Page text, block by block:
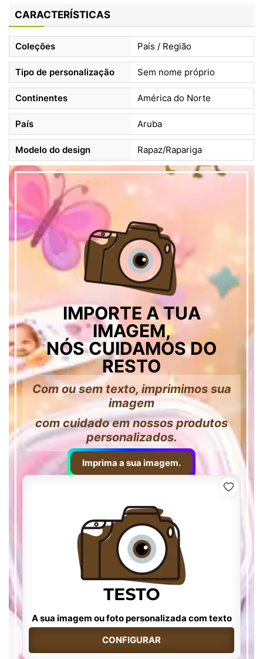
CARACTERÍSTICAS
Coleções País / Região
Tipo de personalização Sem nome próprio
Continentes América do Norte
País Aruba
Modelo do design Rapaz/Rapariga
IMPORTE A TUA
IMAGEM,
NÓS CUIDAMOS DO
RESTO
Com ou sem texto, imprimimos sua
imagem
com cuidado em nossos produtos
personalizados.
Imprima a sua imagem.
A sua imagem ou foto personalizada com texto
CONFIGURAR